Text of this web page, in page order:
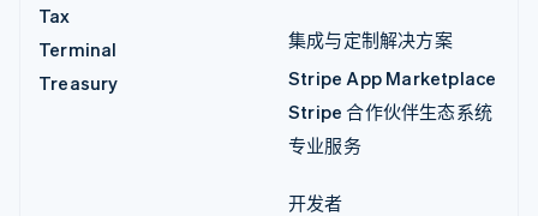
Tax
Terminal
Treasury
集成与定制解决方案
Stripe App Marketplace
Stripe 合作伙伴生态系统
专业服务
开发者